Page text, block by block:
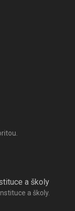
a školy
a školy.